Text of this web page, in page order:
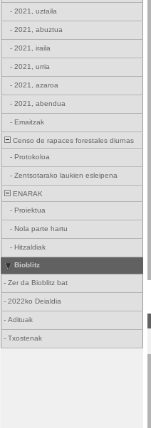
- 2021, uztaila
- 2021, abuztua
- 2021, iraila
- 2021, urria
- 2021, azaroa
- 2021, abendua
- Emaitzak
Censo de rapaces forestales diurnas
- Protokoloa
- Zentsotarako laukien esleipena
ENARAK
- Proiektua
- Nola parte hartu
- Hitzaldiak
Bioblitz
- Zer da Bioblitz bat
- 2022ko Deialdia
- Adituak
- Txostenak